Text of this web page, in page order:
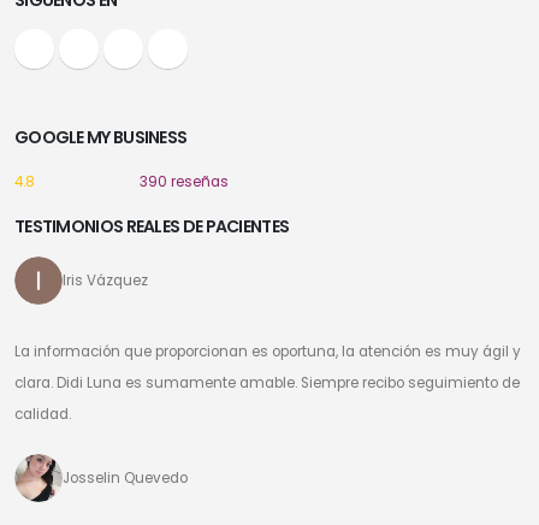
GOOGLE MY BUSINESS
4.8 390 reseñas
TESTIMONIOS REALES DE PACIENTES
Iris Vázquez
La información que proporcionan es oportuna, la atención es muy ágil y
clara. Didi Luna es sumamente amable. Siempre recibo seguimiento de
calidad.
Josselin Quevedo